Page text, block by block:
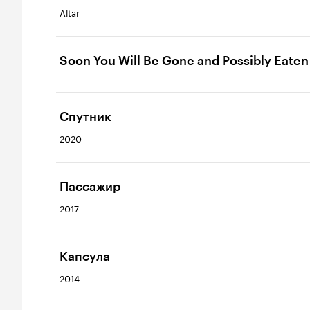
Altar
Soon You Will Be Gone and Possibly Eaten
Спутник
2020
Пассажир
2017
Капсула
2014